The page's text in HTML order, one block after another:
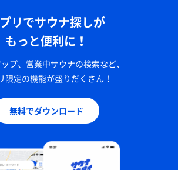
リでサウナ探しが
もっと便利に！
プ、営業中サウナの検索など、
限定の機能が盛りだくさん！
無料でダウンロード